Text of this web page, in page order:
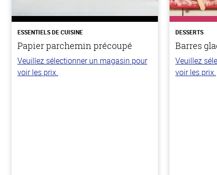
ESSENTIELS DE CUISINE
Papier parchemin précoupé
Veuillez sélectionner un magasin pour
voir les prix.
DESSERTS
Barres
Veuillez
voir les prix.